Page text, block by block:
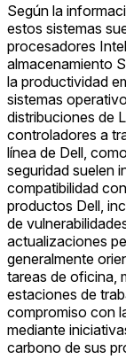
Según la
estos sistemas
procesadores
almacenamiento
la productividad
sistemas
distribuciones de
controladores a
línea de Dell,
seguridad suelen
compatibilidad
productos Dell,
de
actualizaciones
generalmente
tareas de oficina,
estaciones de
compromiso con
mediante
carbono de sus